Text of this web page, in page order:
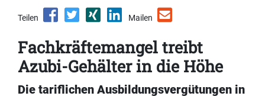
Teilen Mailen
Fachkräftemangel treibt
Azubi-Gehälter in die Höhe
Die tariflichen Ausbildungsvergütungen in